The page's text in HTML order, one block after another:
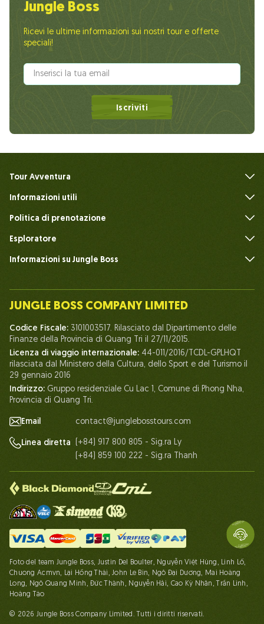
Jungle Boss
Ricevi le ultime informazioni sui nostri tour e offerte
speciali!
Iscriviti
Tour Avventura
Informazioni utili
Politica di prenotazione
Esploratore
Informazioni su Jungle Boss
Il nostro team
Vita a Jungle Boss
I nostri certificati
Partenariato
Contattaci
JUNGLE BOSS COMPANY LIMITED
Codice Fiscale: 3101003517. Rilasciato dal Dipartimento delle
Finanze della Provincia di Quang Tri il 27/11/2015.
Licenza di viaggio internazionale: 44-011/2016/TCDL-GPLHQT
rilasciata dal Ministero della Cultura, dello Sport e del Turismo il
29 gennaio 2016
Indirizzo: Gruppo residenziale Cu Lac 1, Comune di Phong Nha,
Provincia di Quang Tri.
Email contact@junglebosstours.com
Linea diretta
(+84) 917 800 805 - Sig.ra Ly
(+84) 859 100 222 - Sig.ra Thanh
Foto del team Jungle Boss, Justin Del Boulter, Nguyễn Việt Hùng, Linh Lố,
Chuong Acmvn, Lại Hồng Thái, John Le Bin, Ngô Đại Dương, Mai Hoàng
Long, Ngô Quang Minh, Đức Thành, Nguyễn Hải, Cao Kỳ Nhân, Trần Linh,
Hoàng Táo
© 2026 Jungle Boss Company Limited. Tutti i diritti riservati.